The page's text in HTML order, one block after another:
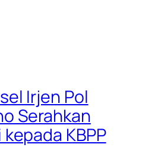
Irjen Pol
Serahkan
KBPP